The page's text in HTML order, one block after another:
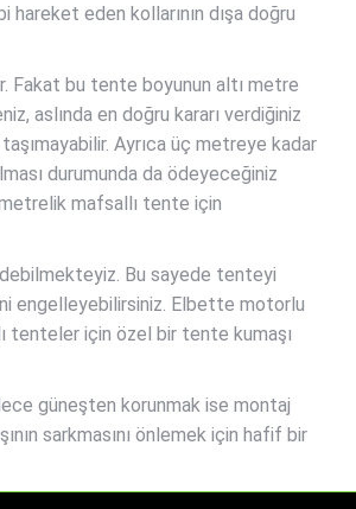
eden kollarının dışa doğru
Fakat bu tente boyunun altı metre
aslında en doğru kararı verdiğiniz
Ayrıca üç metreye kadar
durumunda da ödeyeceğiniz
mafsallı tente için
Bu sayede tenteyi
engelleyebilirsiniz. Elbette motorlu
tenteler için özel bir tente kumaşı
güneşten korunmak ise montaj
sarkmasını önlemek için hafif bir